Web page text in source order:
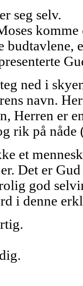
seg selv.
budtavlene,
ned i
navn.
Herren er
rik på nåde
et
Det er
god
i denne